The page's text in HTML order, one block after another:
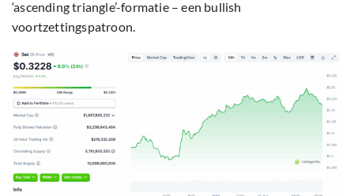
‘ascending triangle’-formatie – een bullish
voortzettingspatroon.